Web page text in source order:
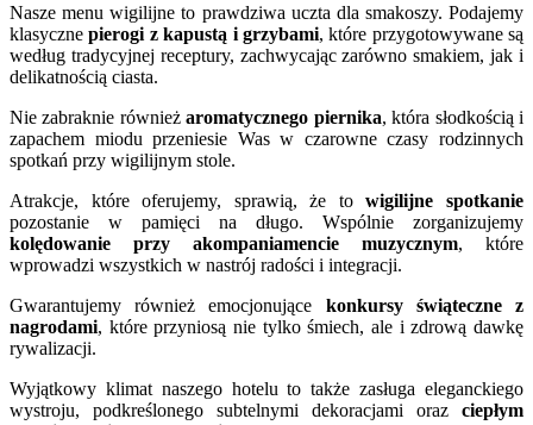
Nasze menu wigilijne to prawdziwa uczta dla smakoszy. Podajemy
klasycznepierogi z kapustą i grzybami, które przygotowywane są
według tradycyjnej receptury, zachwycając zarówno smakiem, jak i
delikatnością ciasta.
Nie zabraknie równieżaromatycznego piernika, która słodkością i
zapachem miodu przeniesie Was w czarowne czasy rodzinnych
spotkań przy wigilijnym stole.
Atrakcje, które oferujemy, sprawią, że towigilijne spotkanie
pozostanie w pamięci na długo. Wspólnie zorganizujemy
kolędowanie przy akompaniamencie muzycznym, które
wprowadzi wszystkich w nastrój radości i integracji.
Gwarantujemy również emocjonujące konkursy świąteczne z
nagrodami, które przyniosą nie tylko śmiech, ale i zdrową dawkę
rywalizacji.
Wyjątkowy klimat naszego hotelu to także zasługa eleganckiego
wystroju, podkreślonego subtelnymi dekoracjami oraz ciepłym